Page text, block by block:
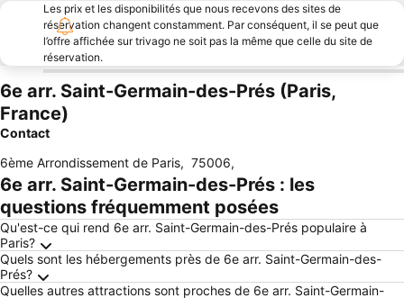
Les prix et les disponibilités que nous recevons des sites de
réservation changent constamment. Par conséquent, il se peut que
l’offre affichée sur trivago ne soit pas la même que celle du site de
réservation.
6e arr. Saint-Germain-des-Prés (Paris,
France)
Contact
6ème Arrondissement de Paris, 75006,
6e arr. Saint-Germain-des-Prés : les
questions fréquemment posées
Qu'est-ce qui rend 6e arr. Saint-Germain-des-Prés populaire à
Paris?
Quels sont les hébergements près de 6e arr. Saint-Germain-des-
Prés?
Quelles autres attractions sont proches de 6e arr. Saint-Germain-